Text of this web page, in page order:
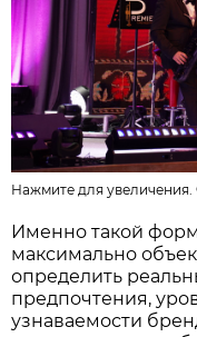
Нажмите для увеличения.
Именно такой
максимально
определить
предпочтения,
узнаваемости